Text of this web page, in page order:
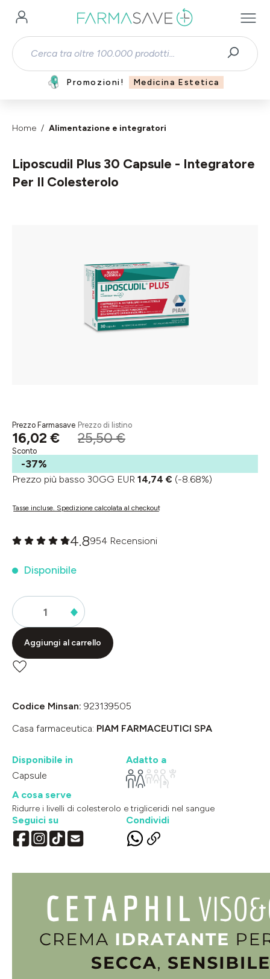
Passa al contenuto principale
Promozioni! Medicina Estetica
Home Alimentazione e integratori
Liposcudil Plus 30 Capsule - Integratore
Per Il Colesterolo
Prezzo Farmasave
16,02 €
Prezzo di listino
25,50 €
Sconto
-37%
Prezzo più basso 30GG EUR 14,74 € (-8.68%)
Tasse incluse. Spedizione calcolata al checkout
4.8954 Recensioni
Disponibile
Aggiungi al carrello
Codice Minsan: 923139505
Casa farmaceutica: PIAM FARMACEUTICI SPA
Disponibile in
Capsule
Adatto a
A cosa serve
Ridurre i livelli di colesterolo e trigliceridi nel sangue
Seguici su Condividi